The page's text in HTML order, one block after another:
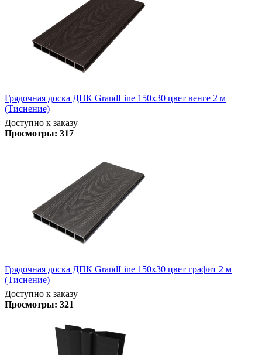
Грядочная доска ДПК GrandLine 150х30 цвет венге 2 м
(Тиснение)
Доступно к заказу
Просмотры: 317
Грядочная доска ДПК GrandLine 150х30 цвет графит 2 м
(Тиснение)
Доступно к заказу
Просмотры: 321